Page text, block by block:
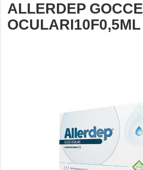
ALLERDEP GOCCE
OCULARI10F0,5ML